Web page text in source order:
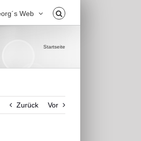
Web
Startseite
Zurück Vor